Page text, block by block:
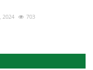
2024 703